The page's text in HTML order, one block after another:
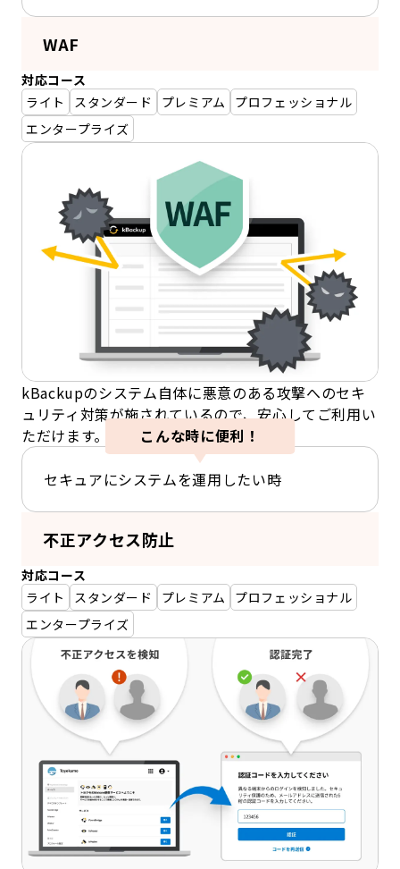
WAF
対応コース
ライト
スタンダード プレミアム
プロフェッショナル
エンタープライズ
kBackupのシステム自体に悪意のある攻撃へのセキ
ュリティ対策が施されているので、安心してご利用い
ただけます。
こんな時に便利！
セキュアにシステムを運用したい時
不正アクセス防止
対応コース
ライト
スタンダード プレミアム
プロフェッショナル
エンタープライズ